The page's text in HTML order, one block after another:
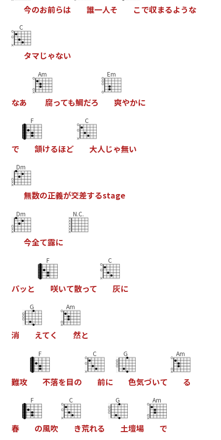
今のお前らは 誰一人そ こで収まるような
C
タマじゃない
なあ
Am
腐っても鯛だろ
Em
爽やかに
で
F
頷けるほど
C
大人じゃ無い
Dm
無数の正義が交差するstage
Dm
今全て露に
N.C.
パッ と
F
咲いて散って
C
灰に
消
G
えてく
Am
然と
難攻
F
不落を目の
C
前に
G
色気づいて
Am
る
春
F
の風吹
C
き荒れる
G
土壇場
Am
で